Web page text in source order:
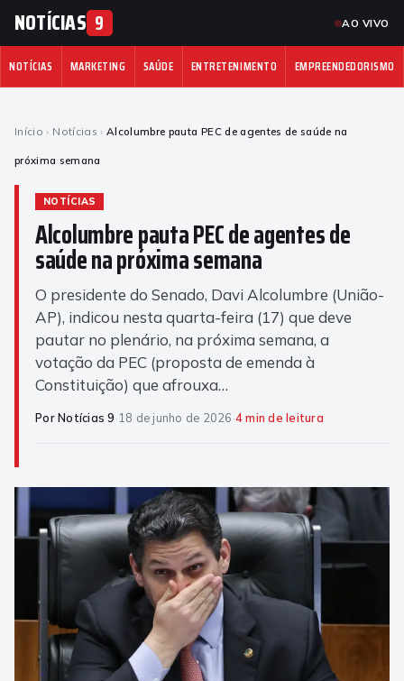
NOTÍCIAS 9 AO VIVO
NOTÍCIAS MARKETING SAÚDE ENTRETENIMENTO EMPREENDEDORISMO
Início › Notícias › Alcolumbre pauta PEC de agentes de saúde na
próxima semana
NOTÍCIAS
Alcolumbre pauta PEC de agentes de
saúde na próxima semana
O presidente do Senado, Davi Alcolumbre (União-
AP), indicou nesta quarta-feira (17) que deve
pautar no plenário, na próxima semana, a
votação da PEC (proposta de emenda à
Constituição) que afrouxa…
Por Notícias 9·18 de junho de 2026·4 min de leitura